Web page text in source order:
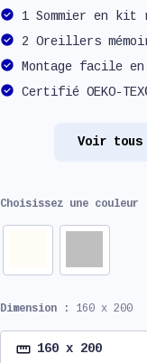
1 Sommier en kit
2 Oreillers
Montage facile
Certifié OEKO-
Voir
Choisissez une couleur
Dimension : 160 x 200
160 x 200